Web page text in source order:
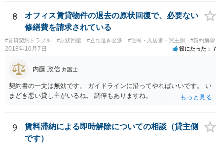
れたと評価され、来月払えるからと言って、大家があなたとの賃貸借
契約が解約できることに変わりなくなってしまうからです。 そのよう
な場合、相手が、「もう出て行って欲しい」と考えていれば、引き続
き居住する前提での和解は難しい可能性があります。 ２・弁護士が事
件の見通しをたてるにも、賃料滞納状況で見立てが変わりますし、そ
もそも賃料滞納状況によってはご希望に沿える活動を保障できず、 依
頼を受けられないかもしれないです。依頼を受けるにしても厳しめの
リスクを踏まえた上でのものとなる可能性があります。 定型的な事件
依頼となるかもわからず、着手金額もなんともいえないと思います。
複数事務所にあたり、着手金額を確認されるとよいと思います。 ３・
弁護士が依頼を受ければ代わりに裁判所とのやりとりを行うことが可
能です。双方に弁護士がついていればウェブ会議で裁判を実施する場
合もあるでしょう。 ただし、ご本人さんも同行してもらう必要が和解
協議の場合だとあると思います。
8
オフィス賃貸物件の退去の原状回復で、必要ない
修繕費を請求されている
#賃貸契約トラブル #原状回復 #立ち退き交渉 #住民・入居者・買主側 #契約解除
2018年10月7日 役にたった 7
内藤 政信 弁護士
契約書の一文は無効です。 ガイドラインに沿ってやればいいです。 い
まどき悪い貸し主がいるね。 調停もありますね。
9
賃料滞納による即時解除についての相談（貸主側
です）